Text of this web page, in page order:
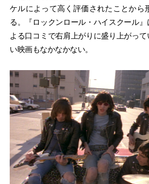
ケルによって高く評価されたことから
る。『ロックンロール・ハイスクール
よる口コミで右肩上がりに盛り上がっ
い映画もなかなかない。